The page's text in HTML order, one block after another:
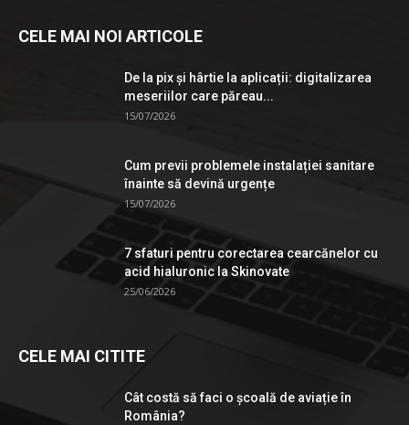
CELE MAI NOI ARTICOLE
De la pix şi hârtie la aplicații: digitalizarea
meseriilor care păreau...
15/07/2026
Cum previi problemele instalației sanitare
înainte să devină urgențe
15/07/2026
7 sfaturi pentru corectarea cearcănelor cu
acid hialuronic la Skinovate
25/06/2026
CELE MAI CITITE
Cât costă să faci o școală de aviație în
România?